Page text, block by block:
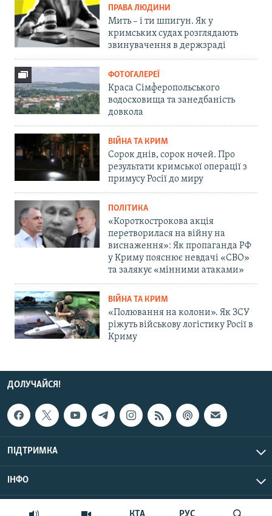
ПРАВА ЛЮДИНИ
Мить – і ти шпигун. Як у
кримських судах розглядають
звинувачення в держзраді
ФОТОГАЛЕРЕЇ
Краса Сімферопольського
водосховища та занедбаність
довкола
ВІЙНА ТА КРИМ
Сорок днів, сорок ночей. Про
результати кримської операції з
примусу Росії до миру
ПОЛІТИКА
«Короткострокова акція
перетворилася на війну на
виснаження»: Як пропаганда РФ
у Криму пояснює невдачі «СВО»
та залякує «мінними атаками»
ВІЙНА ТА КРИМ
«Полювання на колони». Як ЗСУ
ріжуть військову логістику Росії в
Криму
ДОЛУЧАЙСЯ!
ПІДТРИМКА
ІНФО
© Крим.Реалії, 2026 | Усі права застережено.